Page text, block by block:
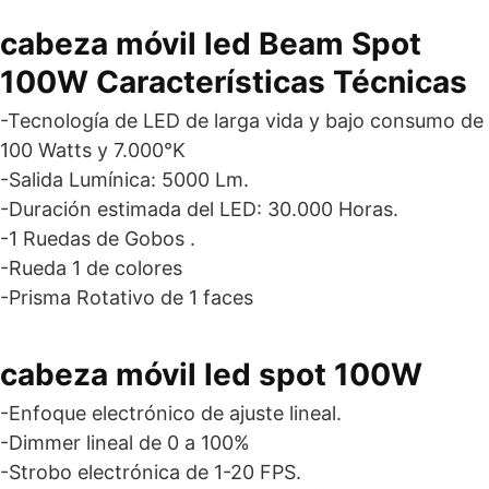
cabeza móvil led Beam Spot
100W Características Técnicas
-Tecnología de LED de larga vida y bajo consumo de
100 Watts y 7.000°K
-Salida Lumínica: 5000 Lm.
-Duración estimada del LED: 30.000 Horas.
-1 Ruedas de Gobos .
-Rueda 1 de colores
-Prisma Rotativo de 1 faces
cabeza móvil led spot 100W
-Enfoque electrónico de ajuste lineal.
-Dimmer lineal de 0 a 100%
-Strobo electrónica de 1-20 FPS.